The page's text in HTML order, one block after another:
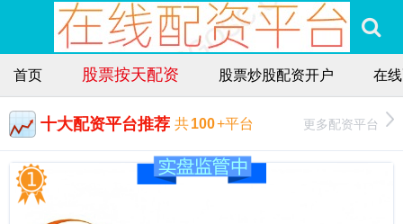
首页 股票按天配资 股票炒股配资开户 在
十大配资平台推荐 共100+平台 更多配资平台